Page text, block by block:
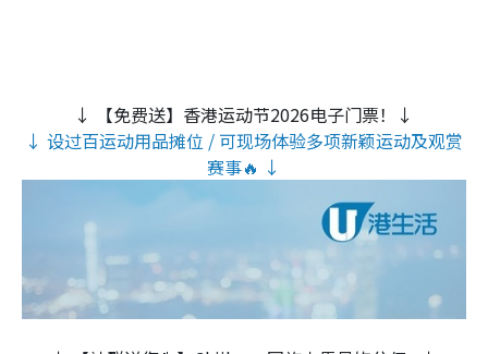
↓ 【免费送】香港运动节2026电子门票！↓
↓ 设过百运动用品摊位 / 可现场体验多项新颖运动及观赏
赛事🔥 ↓